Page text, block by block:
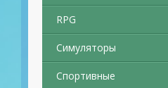
RPG
Симуляторы
Спортивные